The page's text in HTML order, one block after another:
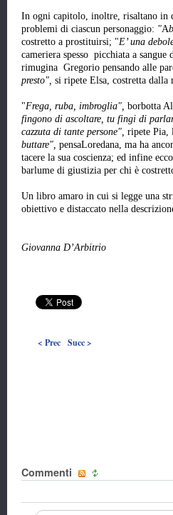
In ogni capitolo, inoltre, risaltano in
problemi di ciascun personaggio: "A
costretto a prostituirsi; "E’ una
cameriera spesso picchiata a sangue
rimugina Gregorio pensando alle
presto", si ripete Elsa, costretta
"Frega, ruba, imbroglia", borbotta
fingono di ascoltare, tu fingi di
cazzuta di tante persone", ripete Pia,
buttare", pensaLoredana, ma ha
tacere la sua coscienza; ed infine
barlume di giustizia per chi è
Un libro amaro in cui si legge una
obiettivo e distaccato nella
Giovanna D’Arbitrio
< Prec Succ >
Commenti